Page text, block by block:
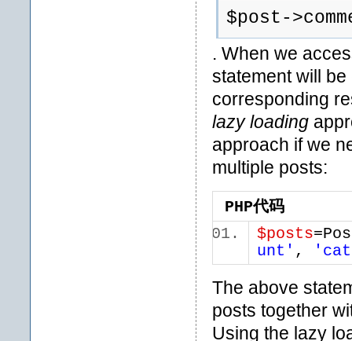
$post-
. When we
statement will
corresponding
lazy loading
approach if we
multiple posts:
PHP代码
$posts
unt' ,
The above
posts together
Using the lazy